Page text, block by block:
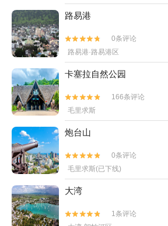
路易港


0条评论
路易港·路易港区
卡塞拉自然公园


166条评论
毛里求斯
炮台山


0条评论
毛里求斯(已下线)
大湾


1条评论